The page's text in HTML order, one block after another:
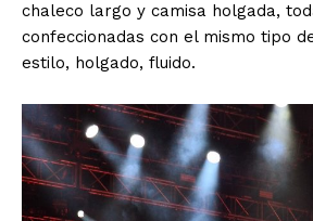
chaleco largo y camisa holgada,
confeccionadas con el mismo tipo
estilo, holgado, fluido.